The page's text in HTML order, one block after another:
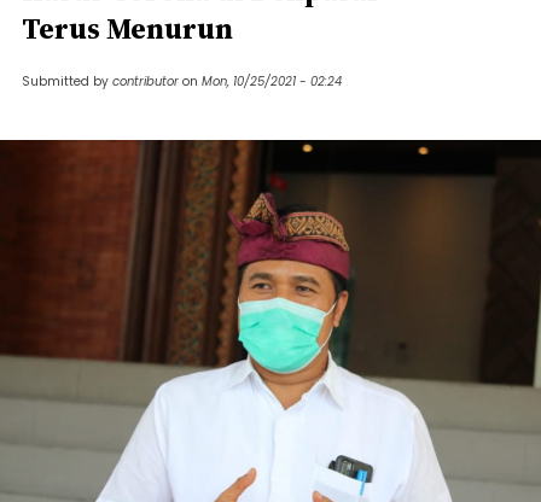
Terus Menurun
Submitted by contributor on Mon, 10/25/2021 - 02:24